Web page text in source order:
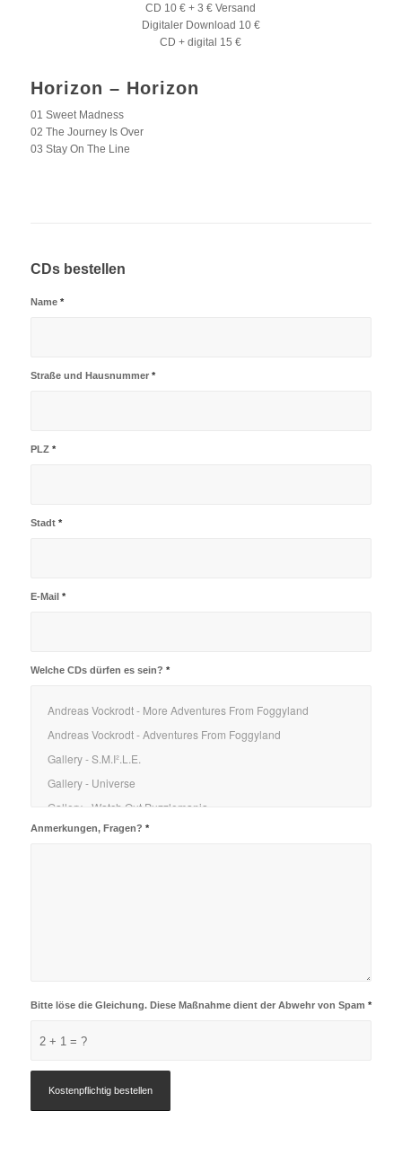
CD 10 € + 3 € Versand
Digitaler Download 10 €
CD + digital 15 €
Horizon – Horizon
01 Sweet Madness
02 The Journey Is Over
03 Stay On The Line
CDs bestellen
Name *
Straße und Hausnummer *
PLZ *
Stadt *
E-Mail *
Welche CDs dürfen es sein? *
Anmerkungen, Fragen? *
2 + 1 = ?
Bitte löse die Gleichung. Diese Maßnahme dient der Abwehr von Spam *